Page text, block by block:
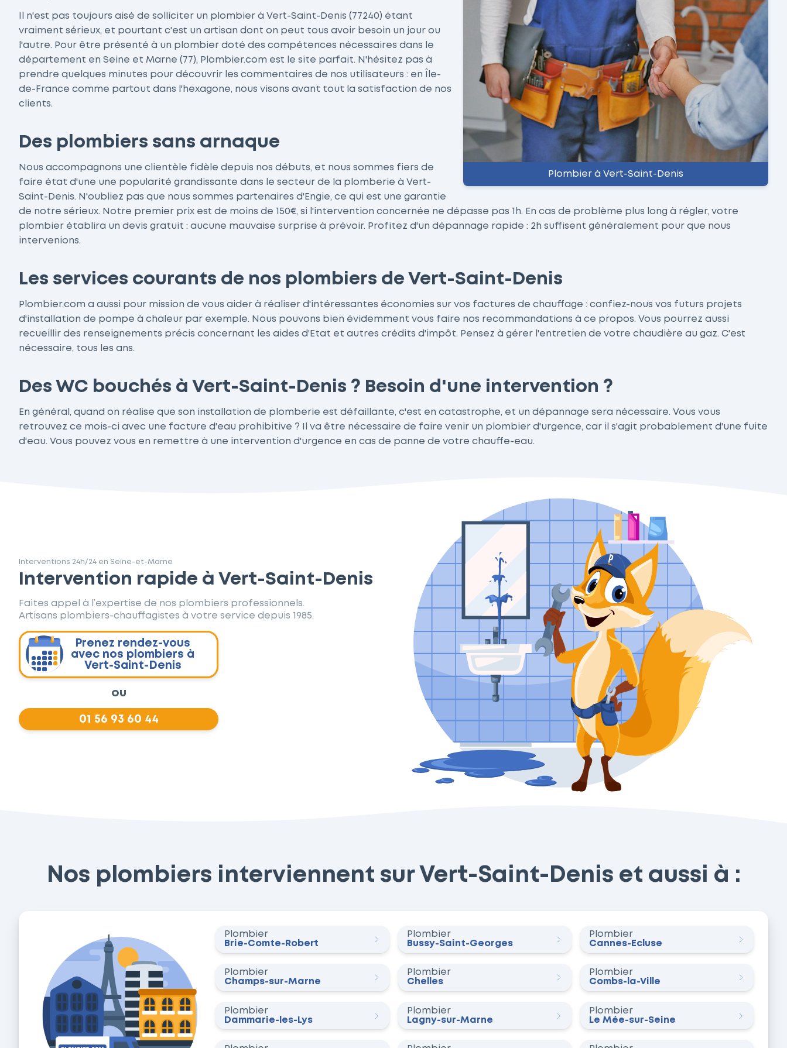
Plombier à Vert-Saint-Denis
Il n'est pas toujours aisé de solliciter un plombier à Vert-Saint-Denis (77240) étant
vraiment sérieux, et pourtant c'est un artisan dont on peut tous avoir besoin un jour ou
l'autre. Pour être présenté à un plombier doté des compétences nécessaires dans le
département en Seine et Marne (77), Plombier.com est le site parfait. N'hésitez pas à
prendre quelques minutes pour découvrir les commentaires de nos utilisateurs : en Île-
de-France comme partout dans l'hexagone, nous visons avant tout la satisfaction de nos
clients.
Des plombiers sans arnaque
Nous accompagnons une clientèle fidèle depuis nos débuts, et nous sommes fiers de
faire état d'une une popularité grandissante dans le secteur de la plomberie à Vert-
Saint-Denis. N'oubliez pas que nous sommes partenaires d'Engie, ce qui est une garantie
de notre sérieux. Notre premier prix est de moins de 150€, si l'intervention concernée ne dépasse pas 1h. En cas de problème plus long à régler, votre
plombier établira un devis gratuit : aucune mauvaise surprise à prévoir. Profitez d'un dépannage rapide : 2h suffisent généralement pour que nous
intervenions.
Les services courants de nos plombiers de Vert-Saint-Denis
Plombier.com a aussi pour mission de vous aider à réaliser d'intéressantes économies sur vos factures de chauffage : confiez-nous vos futurs projets
d'installation de pompe à chaleur par exemple. Nous pouvons bien évidemment vous faire nos recommandations à ce propos. Vous pourrez aussi
recueillir des renseignements précis concernant les aides d'Etat et autres crédits d'impôt. Pensez à gérer l'entretien de votre chaudière au gaz. C'est
nécessaire, tous les ans.
Des WC bouchés à Vert-Saint-Denis ? Besoin d'une intervention ?
En général, quand on réalise que son installation de plomberie est défaillante, c'est en catastrophe, et un dépannage sera nécessaire. Vous vous
retrouvez ce mois-ci avec une facture d'eau prohibitive ? Il va être nécessaire de faire venir un plombier d'urgence, car il s'agit probablement d'une fuite
d'eau. Vous pouvez vous en remettre à une intervention d'urgence en cas de panne de votre chauffe-eau.
Interventions 24h/24 en Seine-et-Marne
Intervention rapide à Vert-Saint-Denis
Faites appel à l’expertise de nos plombiers professionnels.
Artisans plombiers-chauffagistes à votre service depuis 1985.
Prenez rendez-vous
avec nos plombiers à
Vert-Saint-Denis
ou
01 56 93 60 44
Nos plombiers interviennent sur Vert-Saint-Denis et aussi à :
Plombier
Brie-Comte-Robert
Plombier
Bussy-Saint-Georges
Plombier
Cannes-Écluse
Plombier
Champs-sur-Marne
Plombier
Chelles
Plombier
Combs-la-Ville
Plombier
Dammarie-les-Lys
Plombier
Lagny-sur-Marne
Plombier
Le Mée-sur-Seine